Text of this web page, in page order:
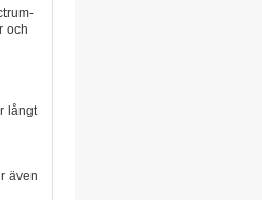
och
långt
även